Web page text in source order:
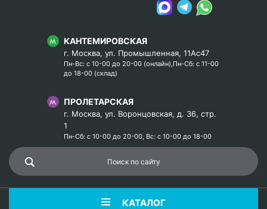
КАНТЕМИРОВСКАЯ
г. Москва, ул. Промышленная, 11Ас47
Пн-Вс: с 10-00 до 20-00 (онлайн),Пн-Сб: с 11-00
до 18-00 (склад)
ПРОЛЕТАРСКАЯ
г. Москва, ул. Воронцовская, д. 36, стр.
1
Пн-Сб: с 10-00 до 20-00, Вс: с 10-00 до 18-00
КАТАЛОГ